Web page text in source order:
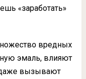
«заработать»
вредных
эмаль, влияют
вызывают